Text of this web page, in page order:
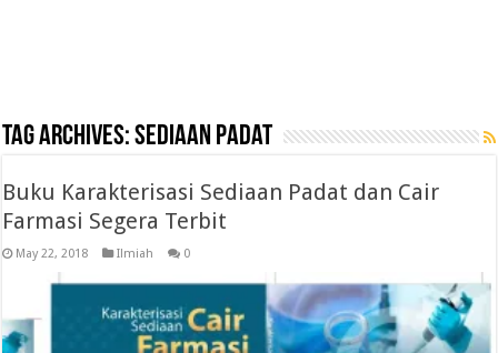
Tag Archives:sediaan padat
Buku Karakterisasi Sediaan Padat dan Cair
Farmasi Segera Terbit
May 22, 2018 Ilmiah 0